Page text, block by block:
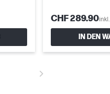
CHF 289.90
IN DEN